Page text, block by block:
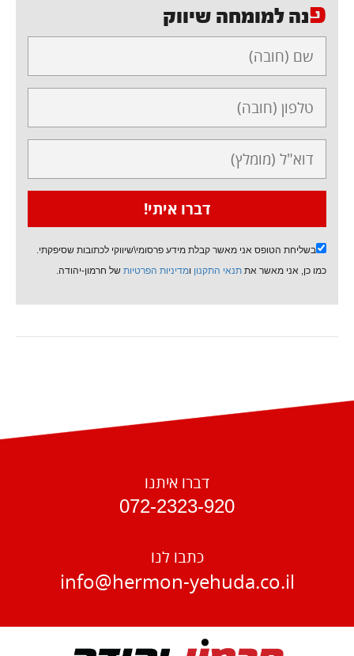
פנה למומחה שיווק
בשליחת הטופס אני מאשר קבלת מידע פרסומי\שיווקי לכתובות שסיפקתי.
כמו כן, אני מאשר את תנאי התקנון ומדיניות הפרטיות של חרמון-יהודה.
דברו איתנו
072-2323-920
כתבו לנו
info@hermon-yehuda.co.il